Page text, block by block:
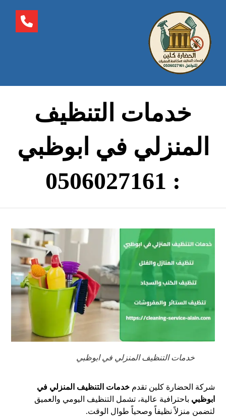
خدمات التنظيف
المنزلي في ابوظبي
: 0506027161
خدمات التنظيف المنزلي في ابوظبي
شركة الحضارة كلين تقدمخدمات التنظيف المنزلي في
ابوظبي باحترافية عالية، تشمل التنظيف اليومي والعميق
لتضمن منزلاً نظيفاً وصحياً طوال الوقت.